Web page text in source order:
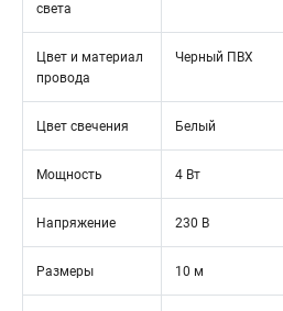
света
Цвет и материал
провода
Черный ПВХ
Цвет свечения Белый
Мощность 4 Вт
Напряжение 230 В
Размеры 10 м